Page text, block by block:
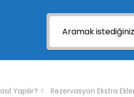
Yapılır? Rezervasyon Ekstra